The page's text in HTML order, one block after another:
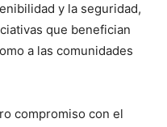
y la seguridad,
que benefician
a las comunidades
compromiso con el